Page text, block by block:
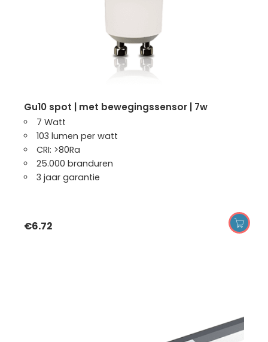
gu10 spot | met bewegingssensor | 7w
7 Watt
103 lumen per watt
CRI: >80Ra
25.000 branduren
3 jaar garantie
€6.72